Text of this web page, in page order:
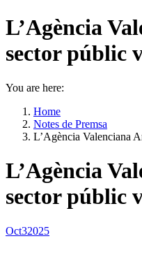
L’Agència
sector públic
You are here:
Home
Notes de Premsa
L’Agència Valenciana
L’Agència
sector públic
Oct32025